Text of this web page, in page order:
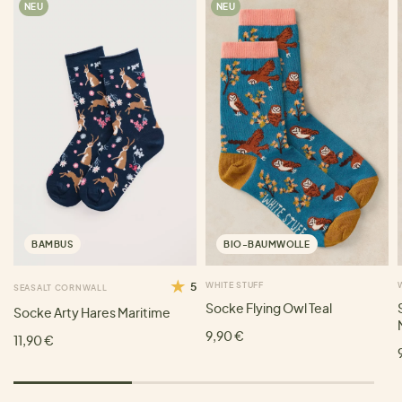
NEU
BAMBUS
SEASALT CORNWALL 5
Socke Arty Hares Maritime
11,90 €
NEU
BIO-BAUMWOLLE
WHITE STUFF
Socke Flying Owl Teal
9,90 €